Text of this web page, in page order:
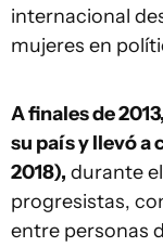
internacional
mujeres en
A finales de
su país y llevó a
2018), durante
progresistas,
entre personas